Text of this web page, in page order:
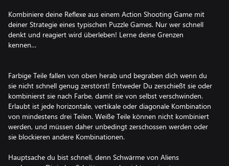
Kombiniere deine Reflexe aus einem Action Shooting Game mit
deiner Strategie eines typischen Puzzle Games. Nur wer schnell
denkt und reagiert wird überleben! Lerne deine Grenzen
kennen…
Farbige Teile fallen von oben herab und begraben dich wenn du
sie nicht schnell genug zerstörst! Entweder Du zerschießt sie oder
kombinierst sie nach Farbe, damit sie von selbst verschwinden.
Erlaubt ist jede horizontale, vertikale oder diagonale Kombination
von mindestens drei Teilen. Weiße Teile können nicht kombiniert
werden, und müssen daher unbedingt zerschossen werden oder
sie blockieren andere Kombinationen.
Hauptsache du bist schnell, denn Schwärme von Aliens